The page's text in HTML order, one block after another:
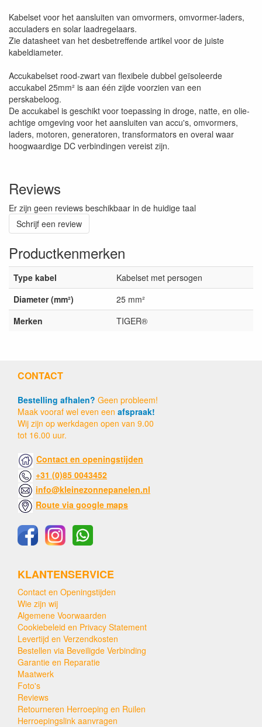
Kabelset voor het aansluiten van omvormers, omvormer-laders,
acculaders en solar laadregelaars.
Zie datasheet van het desbetreffende artikel voor de juiste
kabeldiameter.
Accukabelset rood-zwart van flexibele dubbel geïsoleerde
accukabel 25mm² is aan één zijde voorzien van een
perskabeloog.
De accukabel is geschikt voor toepassing in droge, natte, en olie-
achtige omgeving voor het aansluiten van accu's, omvormers,
laders, motoren, generatoren, transformators en overal waar
hoogwaardige DC verbindingen vereist zijn.
Reviews
Er zijn geen reviews beschikbaar in de huidige taal
Schrijf een review
Productkenmerken
Type kabel
Kabelset met persogen
Diameter (mm²)
25 mm²
Merken
TIGER®
CONTACT
Bestelling afhalen? Geen probleem!
Maak vooraf wel even een afspraak!
Wij zijn op werkdagen open van 9.00
tot 16.00 uur.
Contact en openingstijden
+31 (0)85 0043452
info@kleinezonnepanelen.nl
Route via google maps
KLANTENSERVICE
Contact en Openingstijden
Wie zijn wij
Algemene Voorwaarden
Cookiebeleid en Privacy Statement
Levertijd en Verzendkosten
Bestellen via Beveiligde Verbinding
Garantie en Reparatie
Maatwerk
Foto's
Reviews
Retourneren Herroeping en Ruilen
Herroepingslink aanvragen